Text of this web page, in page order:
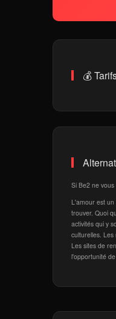
💰
Si Be2 ne
L'amour est
trouver. Quoi
activités qui y
culturelles.
Les sites de
l'opportunité